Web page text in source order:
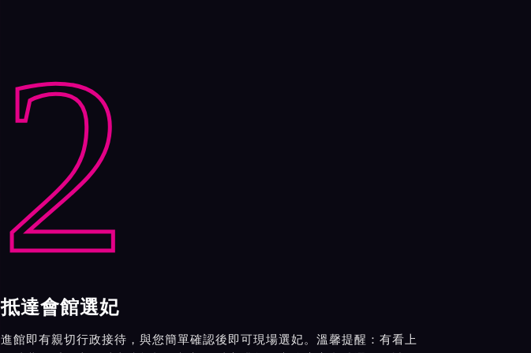
2
抵達會館選妃
進館即有親切行政接待，與您簡單確認後即可現場選妃。溫馨提醒：有看上